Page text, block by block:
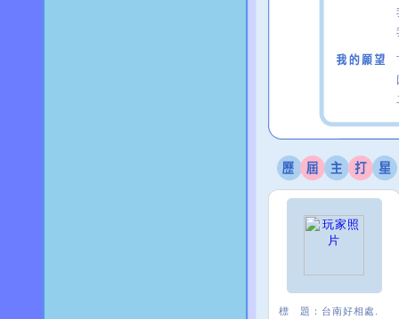
標 題： 台南好相處.